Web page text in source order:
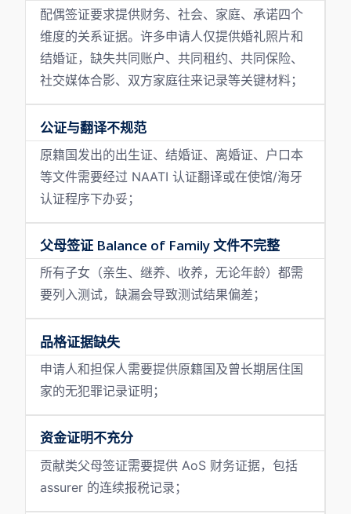
配偶签证要求提供财务、社会、家庭、承诺四个
维度的关系证据。许多申请人仅提供婚礼照片和
结婚证，缺失共同账户、共同租约、共同保险、
社交媒体合影、双方家庭往来记录等关键材料；
公证与翻译不规范
原籍国发出的出生证、结婚证、离婚证、户口本
等文件需要经过 NAATI 认证翻译或在使馆/海牙
认证程序下办妥；
父母签证 Balance of Family 文件不完整
所有子女（亲生、继养、收养，无论年龄）都需
要列入测试，缺漏会导致测试结果偏差；
品格证据缺失
申请人和担保人需要提供原籍国及曾长期居住国
家的无犯罪记录证明；
资金证明不充分
贡献类父母签证需要提供 AoS 财务证据，包括
assurer 的连续报税记录；